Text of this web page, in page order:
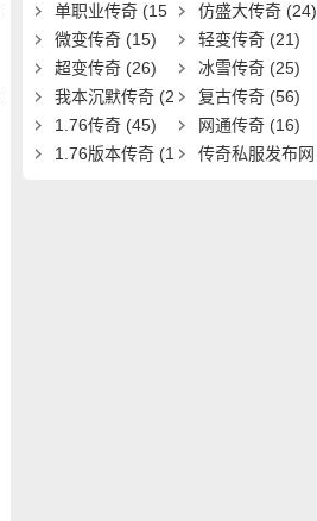
8) 单职业传奇 (15
1)
仿盛大传奇 (24)
微变传奇 (15) 轻变传奇 (21)
超变传奇 (26) 冰雪传奇 (25)
我本沉默传奇 (2
0)
复古传奇 (56)
1.76传奇 (45) 网通传奇 (16)
1.76版本传奇 (1
传奇私服发布网